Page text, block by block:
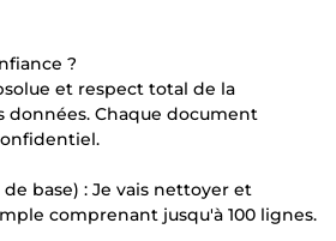
?
et respect total de la
Chaque document
base) : Je vais nettoyer et
comprenant jusqu'à 100 lignes.